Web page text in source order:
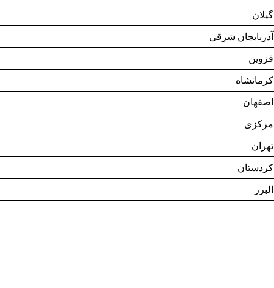
گیلان
آذربایجان شرقی
قزوین
کرمانشاه
اصفهان
مرکزی
تهران
کردستان
البرز